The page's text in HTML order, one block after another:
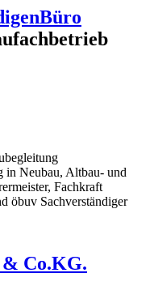
in Neubau, Altbau- und
Fachkraft
öbuv Sachverständiger
Co.KG.